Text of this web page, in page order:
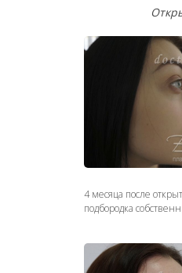
4 месяца после
подбородка